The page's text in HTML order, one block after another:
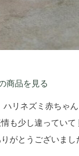
商品を見る
ハリネズミ赤ちゃ
も少し違っていて
がとうございまし